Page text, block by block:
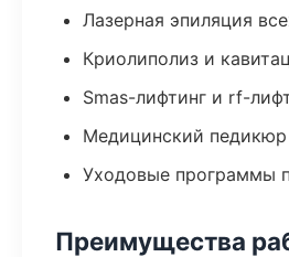
Лазерная эпиляция
Криолиполиз и
Smas-лифтинг и rf-
Медицинский педикюр
Уходовые программы
Преимущества